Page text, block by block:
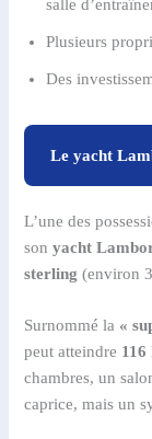
salle
Plusieurs
Des
Le yacht
L’une des
sonyacht
sterling (environ
Surnommé la «
peut atteindre
chambres, un
caprice, mais un